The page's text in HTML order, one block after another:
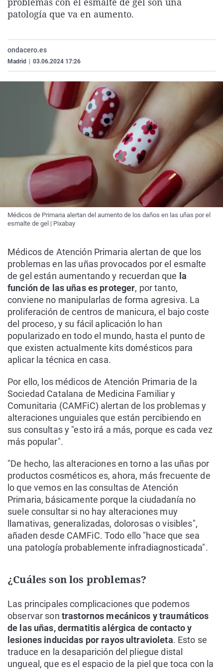
La rosa de los vientos
Como el perro y el
Caso
Equipo de
Extremadura
La Rioja
Virales
Elecciones
patología que va en aumento.
ondacero.es
Madrid 03.06.2024 17:26
Médicos de Primaria alertan del aumento de los daños en las uñas por el
esmalte de gel | Pixabay
Médicos de Atención Primaria alertan de que los
problemas en las uñas provocados por el esmalte
de gel están aumentando y recuerdan que la
función de las uñas es proteger, por tanto,
conviene no manipularlas de forma agresiva. La
proliferación de centros de manicura, el bajo coste
del proceso, y su fácil aplicación lo han
popularizado en todo el mundo, hasta el punto de
que existen actualmente kits domésticos para
aplicar la técnica en casa.
Por ello, los médicos de Atención Primaria de la
Sociedad Catalana de Medicina Familiar y
Comunitaria (CAMFiC) alertan de los problemas y
alteraciones unguiales que están percibiendo en
sus consultas y "esto irá a más, porque es cada vez
más popular".
"De hecho, las alteraciones en torno a las uñas por
productos cosméticos es, ahora, más frecuente de
lo que vemos en las consultas de Atención
Primaria, básicamente porque la ciudadanía no
suele consultar si no hay alteraciones muy
llamativas, generalizadas, dolorosas o visibles",
añaden desde CAMFiC. Todo ello "hace que sea
una patología probablemente infradiagnosticada".
¿Cuáles son los problemas?
Las principales complicaciones que podemos
observar son trastornos mecánicos y traumáticos
de las uñas, dermatitis alérgica de contacto y
lesiones inducidas por rayos ultravioleta. Esto se
traduce en la desaparición del pliegue distal
ungueal, que es el espacio de la piel que toca con la